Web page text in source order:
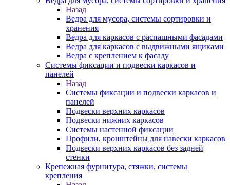
Назад
Ведра для мусора, системы сортировки и
хранения
Ведра для каркасов с распашными фасадами
Ведра для каркасов с выдвижными ящиками
Ведра с креплением к фасаду
Системы фиксации и подвески каркасов и
панелей
Назад
Системы фиксации и подвески каркасов и
панелей
Подвески верхних каркасов
Подвески нижних каркасов
Системы настенной фиксации
Профили, кронштейны для навески каркасов
Подвески верхних каркасов без задней
стенки
Крепежная фурнитура, стяжки, системы
крепления